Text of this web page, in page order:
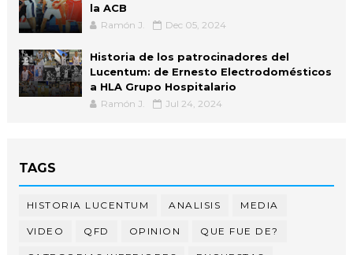
la ACB
Ramón J. Dec 05, 2024
Historia de los patrocinadores del
Lucentum: de Ernesto Electrodomésticos
a HLA Grupo Hospitalario
Ramón J. Jul 24, 2024
TAGS
HISTORIA LUCENTUM ANALISIS MEDIA
VIDEO QFD OPINION QUE FUE DE?